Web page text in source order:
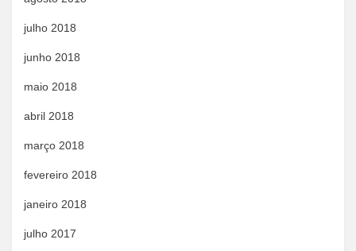
julho 2018
junho 2018
maio 2018
abril 2018
março 2018
fevereiro 2018
janeiro 2018
julho 2017